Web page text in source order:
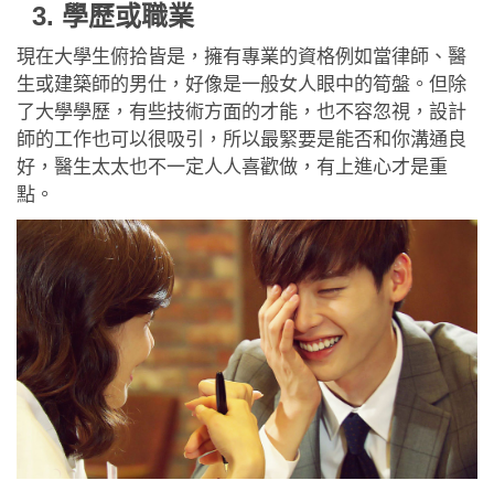
3. 學歷或職業
現在大學生俯拾皆是，擁有專業的資格例如當律師、醫
生或建築師的男仕，好像是一般女人眼中的筍盤。但除
了大學學歷，有些技術方面的才能，也不容忽視，設計
師的工作也可以很吸引，所以最緊要是能否和你溝通良
好，醫生太太也不一定人人喜歡做，有上進心才是重
點。